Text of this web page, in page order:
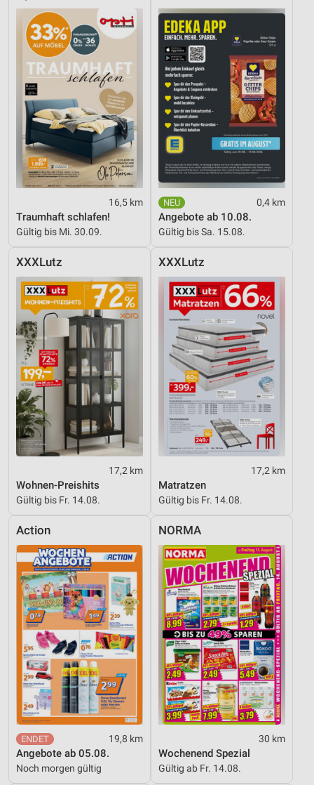
16,5 km
Traumhaft schlafen!
Gültig bis Mi. 30.09.
0,4 km
Angebote ab 10.08.
Gültig bis Sa. 15.08.
XXXLutz
17,2 km
Wohnen-Preishits
Gültig bis Fr. 14.08.
XXXLutz
17,2 km
Matratzen
Gültig bis Fr. 14.08.
Action
19,8 km
Angebote ab 05.08.
Noch morgen gültig
NORMA
30 km
Wochenend Spezial
Gültig ab Fr. 14.08.